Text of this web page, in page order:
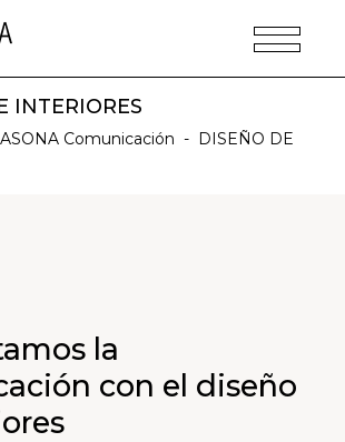
INTERIORES
Comunicación - DISEÑO DE
la
con el diseño